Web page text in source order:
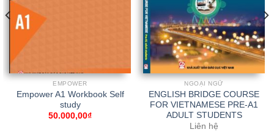
EMPOWER
Empower A1 Workbook Self
study
50.000,00₫
NGOẠI NGỮ
ENGLISH BRIDGE COURSE
FOR VIETNAMESE PRE-A1
ADULT STUDENTS
Liên hệ